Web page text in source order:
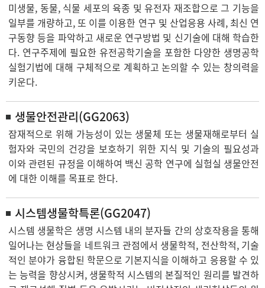
미생물, 동물, 식물 세포의 육종 및 유전자 재조합으로 그 기능을
일부를 개량하고, 또 이를 이용한 연구 및 산업응용 사례, 최신 연
구동향 등을 파악하고 새로운 연구방법 및 신기술에 대해 학습한
다. 연구주제에 필요한 유전공학기술을 포함한 다양한 생명공학
실험기법에 대해 구체적으로 계획하고 논의할 수 있는 창의력을
키운다.
생물안전관리(GG2063)
잠재적으로 위해 가능성이 있는 생물체 또는 생물재해로부터 실
험자와 국민의 건강을 보호하기 위한 지식 및 기술의 필요성과
이와 관련된 규정을 이해하여 백신 공학 연구에 실험실 생물안전
에 대한 이해를 목표로 한다.
시스템생물학특론(GG2047)
시스템 생물학은 생명 시스템 내의 분자들 간의 상호작용을 통해
일어나는 현상들을 네트워크 관점에서 생물학적, 전산학적, 기술
적인 분야가 융합된 학문으로 기본지식을 이해하고 응용할 수 있
는 능력을 향상시켜, 생물학적 시스템의 본질적인 원리를 발견하